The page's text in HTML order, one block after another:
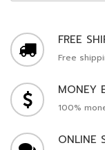
FREE
Free
MONEY
100%
ONLINE